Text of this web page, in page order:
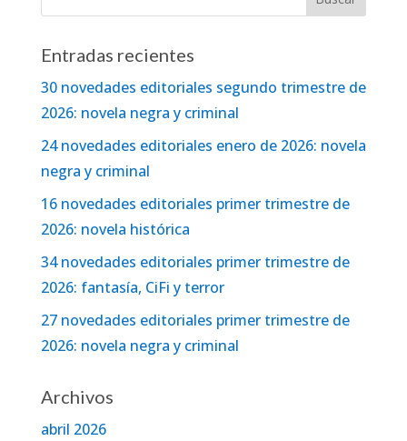
Entradas recientes
30 novedades editoriales segundo trimestre de
2026: novela negra y criminal
24 novedades editoriales enero de 2026: novela
negra y criminal
16 novedades editoriales primer trimestre de
2026: novela histórica
34 novedades editoriales primer trimestre de
2026: fantasía, CiFi y terror
27 novedades editoriales primer trimestre de
2026: novela negra y criminal
Archivos
abril 2026